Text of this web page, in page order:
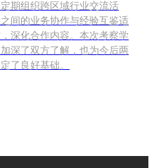
期组织跨区域行业交流活
间的业务协作与经验互鉴适
深化合作内容。本次考察学
深了双方了解，也为今后两
了良好基础。